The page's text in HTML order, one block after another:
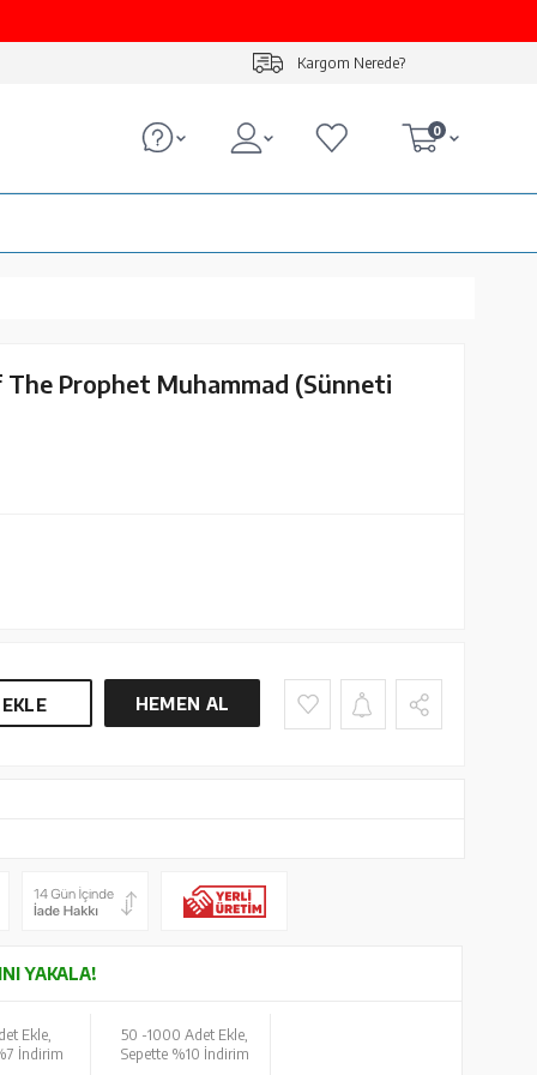
Kargom Nerede?
0
Prophet Muhammad (Sünneti
HEMEN AL
YAKALA!
Ekle,
İndirim
50 -1000 Adet Ekle,
Sepette %10 İndirim